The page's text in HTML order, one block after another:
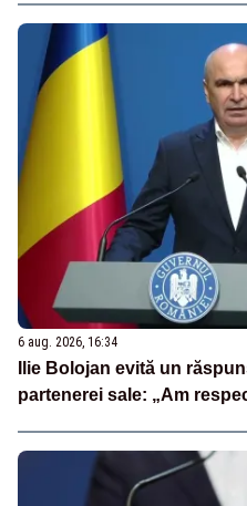
6 aug. 2026, 16:34
Ilie Bolojan evită un
partenerei sale: „Am